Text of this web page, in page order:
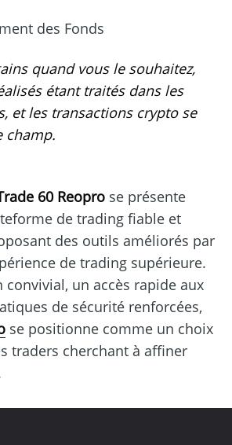
des Fonds
quand vous le souhaitez,
étant traités dans les
et les transactions crypto se
champ.
60 Reopro se présente
de trading fiable et
des outils améliorés par
de trading supérieure.
convivial, un accès rapide aux
de sécurité renforcées,
se positionne comme un choix
traders cherchant à affiner